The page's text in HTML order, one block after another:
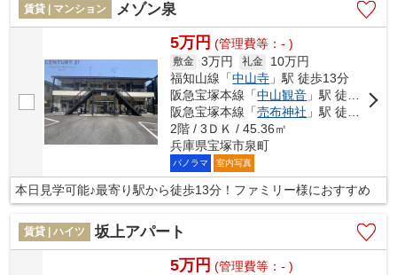
賃貸 | マンション メゾン泉
5万円 (管理費等：- )
敷金 3万円 礼金
10万円
福知山線「中山寺 」駅 徒歩13分
阪急宝塚本線「中山観音 」駅 徒歩16分
阪急宝塚本線「売布神社 」駅 徒歩19分
2階 / 3ＤＫ / 45.36㎡
兵庫県宝塚市泉町
パノラマ 室内写真
本日見学可能♪最寄り駅から徒歩13分！ファミリー様におすすめ
賃貸 | ハイツ 坂上アパート
5万円 (管理費等：- )